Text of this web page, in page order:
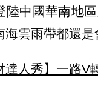
陸中國華南地
海雲雨帶都還是
人秀】一路V